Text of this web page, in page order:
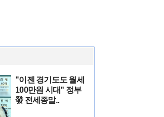
"이젠 경기도도 월세
100만원 시대" 정부
發 전세종말..